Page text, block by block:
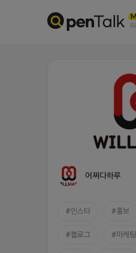
어쩌다하루
인스타 홍보
블로그 마케팅